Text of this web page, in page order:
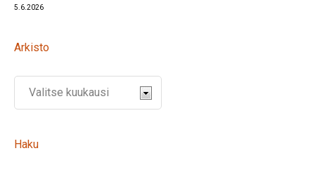
5.6.2026
Arkisto
Haku